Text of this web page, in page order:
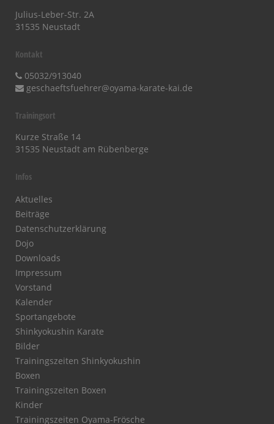
Julius-Leber-Str. 2A
31535 Neustadt
Kontakt
05032/913040
geschaeftsfuehrer@oyama-karate-kai.de
Trainingsort
Kurze Straße 14
31535 Neustadt am Rübenberge
Infos
Aktuelles
Beiträge
Datenschutzerklärung
Dojo
Downloads
Impressum
Vorstand
Kalender
Sportangebote
Shinkyokushin Karate
Bilder
Trainingszeiten Shinkyokushin
Boxen
Trainingszeiten Boxen
Kinder
Trainingszeiten Oyama-Frösche